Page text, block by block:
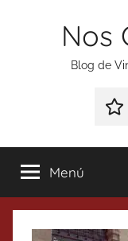
Nos
Blog de
Menú